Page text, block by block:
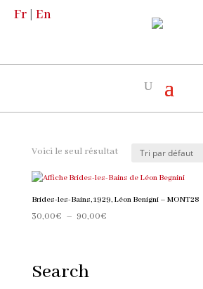
Fr | En
L. Begnini
Voici le seul résultat
Brides-les-Bains, 1929, Léon Benigni – MONT28
30,00€ – 90,00€Plage
Search